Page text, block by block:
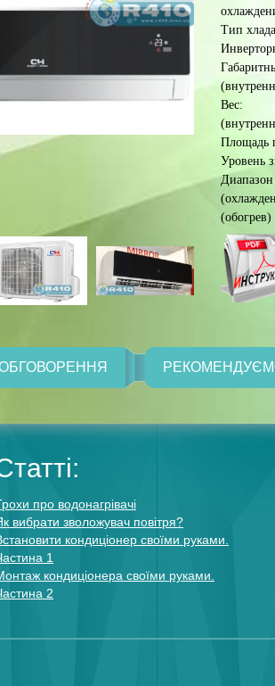
Тип
Вес:
Площадь
Уровень
Диапазон
(обогрев)
про водонагрівачі
вибрати зволожувач повітря?
кондиціонер своїми руками.
1
кондиціонера своїми руками.
2